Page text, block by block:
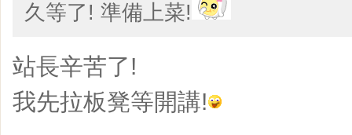
久等了! 準備上菜!
站長辛苦了!
我先拉板凳等開講!